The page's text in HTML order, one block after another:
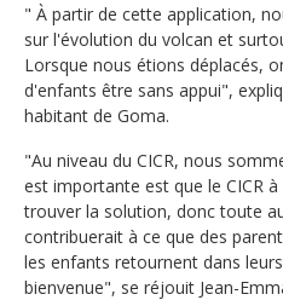
" À partir de cette application,
sur l'évolution du volcan et
Lorsque nous étions déplacés,
d'enfants être sans appui",
habitant de Goma.
"Au niveau du CICR, nous
est importante est que le CICR
trouver la solution, donc toute
contribuerait à ce que des
les enfants retournent dans
bienvenue", se réjouit Jean-